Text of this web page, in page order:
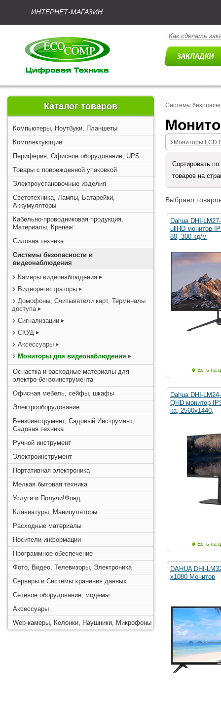
ИНТЕРНЕТ-МАГАЗИН
Как сделать
Каталог товаров
Компьютеры, Ноутбуки, Планшеты
Комплектующие
Периферия, Офисное оборудование, UPS
Товары с поврежденной упаковкой
Электроустановочные изделия
Светотехника, Лампы, Батарейки,
Аккумуляторы
Кабельно-проводниковая продукция,
Материалы, Крепеж
Силовая техника
Системы безопасности и
видеонаблюдения
Камеры видеонаблюдения
Видеорегистраторы
Домофоны, Считыватели карт, Терминалы
доступа
Сигнализации
СКУД
Аксессуары
Мониторы для видеонаблюдения
Оснастка и расходные материалы для
электро-бензоинструмента
Офисная мебель, сейфы, шкафы
Электрооборудование
Бензоинструмент, Садовый Инструмент,
Садовая техника
Ручной инструмент
Электроинструмент
Портативная электроника
Мелкая бытовая техника
Услуги и Получи!Фонд
Клавиатуры, Манипуляторы
Расходные материалы
Носители информации
Программное обеспечение
Фото, Видео, Телевизоры, Электроника
Серверы и Системы хранения данных
Сетевое оборудование, модемы
Аксессуары
Web-камеры, Колонки, Наушники, Микрофоны
Системы
Мониторы LCD
Сортировать
товаров на
Выбрано
Dahua DHI-
ullHD монитор
80, 300 кд/м
Есть на
Dahua DHI-
QHD монитор
ка, 2560x1440,
Есть на
DAHUA DHI-
x1080 Монитор